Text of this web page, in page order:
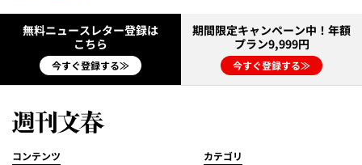
無料ニュースレター登録は
こちら
今すぐ登録する≫
期間限定キャンペーン中！年額
プラン9,999円
今すぐ登録する≫
コンテンツ カテゴリ